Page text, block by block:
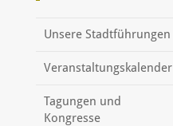
Unsere Stadtführungen
Veranstaltungskalender
Tagungen und
Kongresse